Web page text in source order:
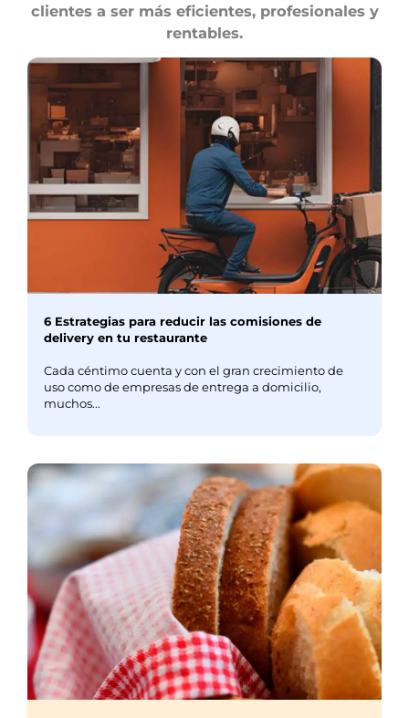
clientes a ser más eficientes, profesionales y
rentables.
6 Estrategias para reducir las comisiones de
delivery en tu restaurante
Cada céntimo cuenta y con el gran crecimiento de
uso como de empresas de entrega a domicilio,
muchos...